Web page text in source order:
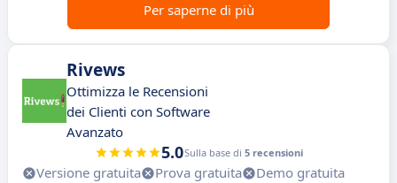
Per saperne di più
Rivews
Ottimizza le Recensioni
dei Clienti con Software
Avanzato
5.0Sulla base di 5 recensioni
Versione gratuita Prova gratuita
Demo gratuita